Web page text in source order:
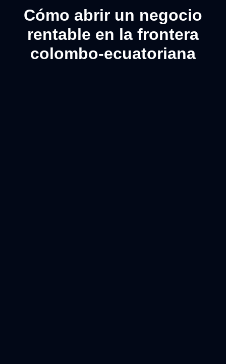
Cómo abrir un negocio
rentable en la frontera
colombo-ecuatoriana